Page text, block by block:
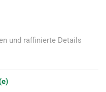
und raffinierte Details